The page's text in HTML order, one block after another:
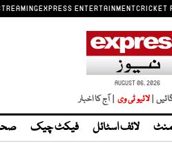
EXPRESS ENTERTAINMENTCRICKET
AUGUST 06, 2026
| | آج کا اخبار
لائف اسٹائل فیکٹ چیک